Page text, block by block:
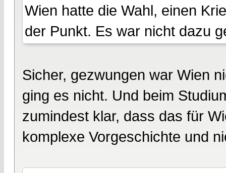
Wien hatte die Wahl, einen
der Punkt. Es war nicht dazu
Sicher, gezwungen war Wien
ging es nicht. Und beim
zumindest klar, dass das für
komplexe Vorgeschichte und